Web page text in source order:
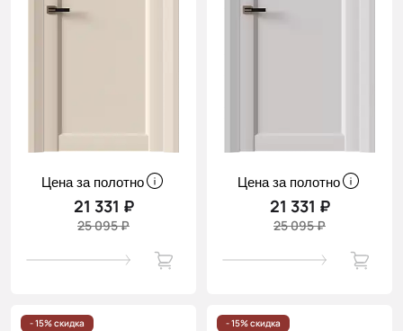
Цена за полотно
21 331 ₽
25 095 ₽
Цена за полотно
21 331 ₽
25 095 ₽
- 15% скидка - 15% скидка